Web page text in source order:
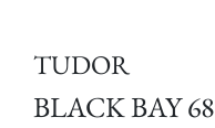
TUDOR
BLACK BAY 68